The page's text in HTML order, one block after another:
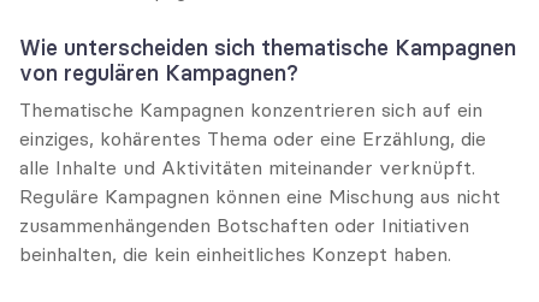
Wie unterscheiden sich thematische Kampagnen
von regulären Kampagnen?
Thematische Kampagnen konzentrieren sich auf ein
einziges, kohärentes Thema oder eine Erzählung, die
alle Inhalte und Aktivitäten miteinander verknüpft.
Reguläre Kampagnen können eine Mischung aus nicht
zusammenhängenden Botschaften oder Initiativen
beinhalten, die kein einheitliches Konzept haben.